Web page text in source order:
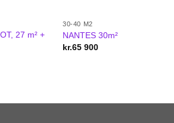
27 m² +
30-40 M2
NANTES 30m²
kr.65 900